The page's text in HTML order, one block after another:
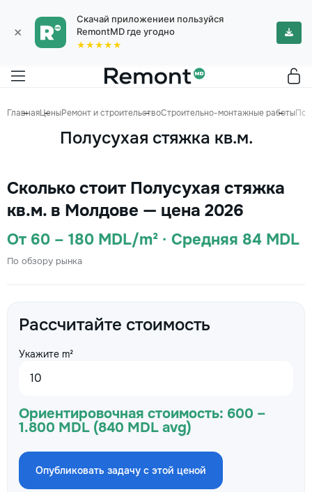
×
Скачай приложениеи пользуйся
RemontMD где угодно
★★★★★
ГлавнаяЦеныРемонт и строительствоСтроительно-монтажные работы
Полусухая стяжка кв.м.
Сколько стоит Полусухая стяжка
кв.м. в Молдове — цена 2026
От 60 – 180 MDL/m² · Средняя 84 MDL
По обзору рынка
Рассчитайте стоимость
Укажите m²
Ориентировочная стоимость: 600 –
1.800 MDL (840 MDL avg)
Опубликовать задачу с этой ценой